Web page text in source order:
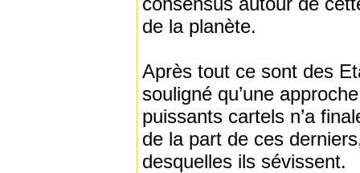
de la planète.
Après tout ce sont des
souligné qu’une
puissants cartels n’a
de la part de ces
desquelles ils sévissent.